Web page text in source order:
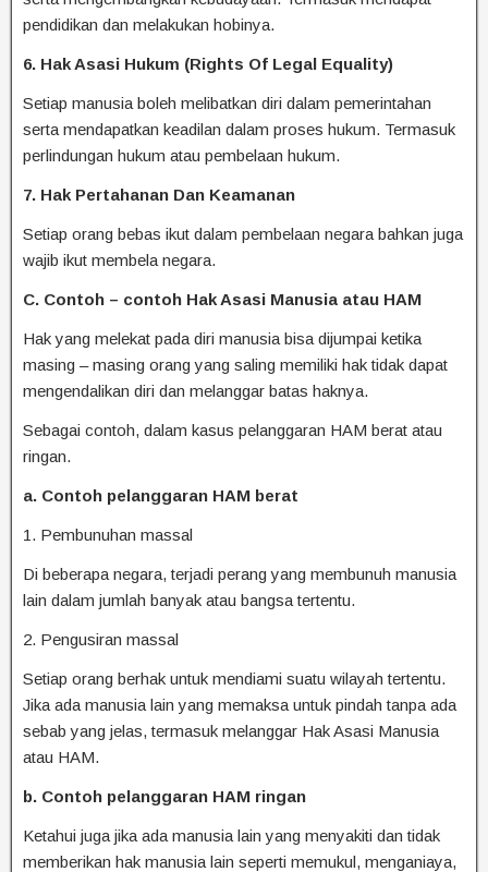
pendidikan dan melakukan hobinya.
6. Hak Asasi Hukum (Rights Of Legal Equality)
Setiap manusia boleh melibatkan diri dalam pemerintahan
serta mendapatkan keadilan dalam proses hukum. Termasuk
perlindungan hukum atau pembelaan hukum.
7. Hak Pertahanan Dan Keamanan
Setiap orang bebas ikut dalam pembelaan negara bahkan juga
wajib ikut membela negara.
C. Contoh – contoh Hak Asasi Manusia atau HAM
Hak yang melekat pada diri manusia bisa dijumpai ketika
masing – masing orang yang saling memiliki hak tidak dapat
mengendalikan diri dan melanggar batas haknya.
Sebagai contoh, dalam kasus pelanggaran HAM berat atau
ringan.
a. Contoh pelanggaran HAM berat
1. Pembunuhan massal
Di beberapa negara, terjadi perang yang membunuh manusia
lain dalam jumlah banyak atau bangsa tertentu.
2. Pengusiran massal
Setiap orang berhak untuk mendiami suatu wilayah tertentu.
Jika ada manusia lain yang memaksa untuk pindah tanpa ada
sebab yang jelas, termasuk melanggar Hak Asasi Manusia
atau HAM.
b. Contoh pelanggaran HAM ringan
Ketahui juga jika ada manusia lain yang menyakiti dan tidak
memberikan hak manusia lain seperti memukul, menganiaya,